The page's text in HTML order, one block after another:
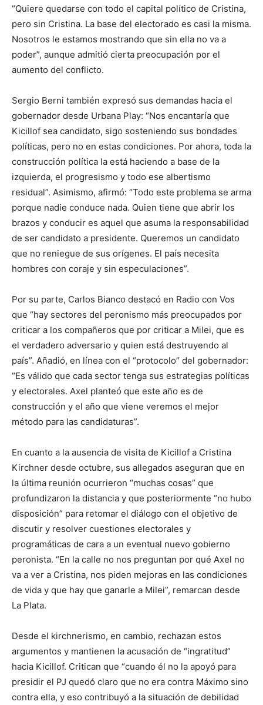
“Quiere quedarse con todo el capital político de Cristina,
pero sin Cristina. La base del electorado es casi la misma.
Nosotros le estamos mostrando que sin ella no va a
poder”, aunque admitió cierta preocupación por el
aumento del conflicto.
Sergio Berni también expresó sus demandas hacia el
gobernador desde Urbana Play: “Nos encantaría que
Kicillof sea candidato, sigo sosteniendo sus bondades
políticas, pero no en estas condiciones. Por ahora, toda la
construcción política la está haciendo a base de la
izquierda, el progresismo y todo ese albertismo
residual”. Asimismo, afirmó: “Todo este problema se arma
porque nadie conduce nada. Quien tiene que abrir los
brazos y conducir es aquel que asuma la responsabilidad
de ser candidato a presidente. Queremos un candidato
que no reniegue de sus orígenes. El país necesita
hombres con coraje y sin especulaciones”.
Por su parte, Carlos Bianco destacó en Radio con Vos
que “hay sectores del peronismo más preocupados por
criticar a los compañeros que por criticar a Milei, que es
el verdadero adversario y quien está destruyendo al
país”. Añadió, en línea con el “protocolo” del gobernador:
“Es válido que cada sector tenga sus estrategias políticas
y electorales. Axel planteó que este año es de
construcción y el año que viene veremos el mejor
método para las candidaturas”.
En cuanto a la ausencia de visita de Kicillof a Cristina
Kirchner desde octubre, sus allegados aseguran que en
la última reunión ocurrieron “muchas cosas” que
profundizaron la distancia y que posteriormente “no hubo
disposición” para retomar el diálogo con el objetivo de
discutir y resolver cuestiones electorales y
programáticas de cara a un eventual nuevo gobierno
peronista. “En la calle no nos preguntan por qué Axel no
va a ver a Cristina, nos piden mejoras en las condiciones
de vida y que hay que ganarle a Milei”, remarcan desde
La Plata.
Desde el kirchnerismo, en cambio, rechazan estos
argumentos y mantienen la acusación de “ingratitud”
hacia Kicillof. Critican que “cuando él no la apoyó para
presidir el PJ quedó claro que no era contra Máximo sino
contra ella, y eso contribuyó a la situación de debilidad